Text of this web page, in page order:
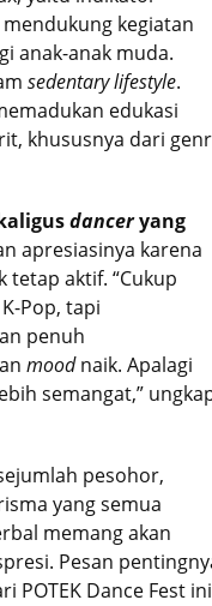
kegiatan
anak-anak muda.
sedentary lifestyle.
edukasi
khususnya dari
danceryang
apresiasinya karena
aktif. “Cukup
K-Pop, tapi
penuh
moodnaik. Apalagi
semangat,”
pesohor,
yang semua
memang akan
Pesan
POTEK Dance Fest ini